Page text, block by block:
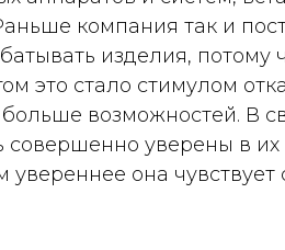
компания так и
изделия, потому
это стало стимулом
возможностей. В
совершенно уверены в их
она чувствует